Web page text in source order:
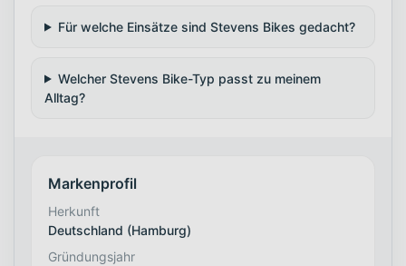
Für welche Einsätze sind Stevens Bikes gedacht?
Welcher Stevens Bike-Typ passt zu meinem
Alltag?
Markenprofil
Herkunft
Deutschland (Hamburg)
Gründungsjahr